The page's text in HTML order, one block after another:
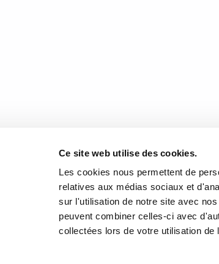
Ce site web utilise des cookies.
Les cookies nous permettent de
relatives aux médias sociaux et
sur l'utilisation de notre site avec
peuvent combiner celles-ci avec
collectées lors de votre utilisation de
1073 route de
G1V 3W2
Obtenir
418 658-3640